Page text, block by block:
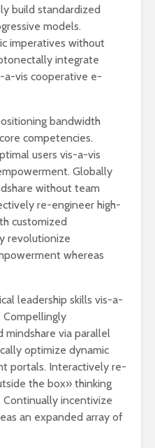
build standardized
models.
imperatives without
integrate
a-vis cooperative e-
bandwidth
competencies.
users vis-a-vis
Globally
without team
re-engineer high-
customized
revolutionize
whereas
leadership skills vis-a-
Compellingly
via parallel
optimize dynamic
portals. Interactively re-
the box» thinking
Continually incentivize
an expanded array of